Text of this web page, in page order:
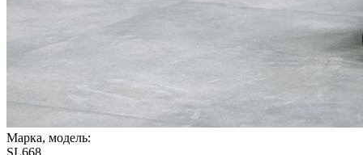
Марка, модель:
SL668